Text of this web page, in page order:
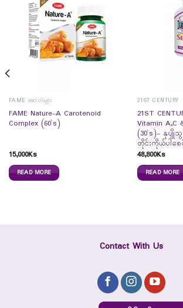
FAME ဆေးဝါးများ
FAME Nature-A Carotenoid
Complex (60`s)
15,000Ks
READ MORE
21ST CENTURY
21ST
Vitamin A,C
(30`s)- နုပျို
တိုင်းကိုယ်ပါစေ
48,800Ks
READ MORE
Contact With Us